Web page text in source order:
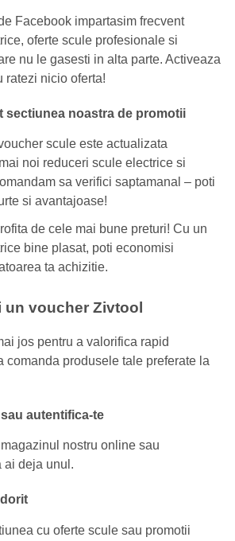
Facebook impartasim frecvent
oferte scule profesionale si
nu le gasesti in alta parte. Activeaza
ratezi nicio oferta!
sectiunea noastra de promotii
scule este actualizata
noi reduceri scule electrice si
sa verifici saptamanal – poti
si avantajoase!
de cele mai bune preturi! Cu un
bine plasat, poti economisi
ta achizitie.
un voucher Zivtool
jos pentru a valorifica rapid
comanda produsele tale preferate la
autentifica-te
nostru online sau
ai deja unul.
cu oferte scule sau promotii